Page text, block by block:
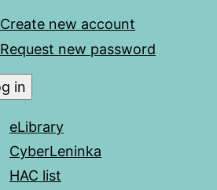
Create new account
Request new password
eLibrary
CyberLeninka
HAC list